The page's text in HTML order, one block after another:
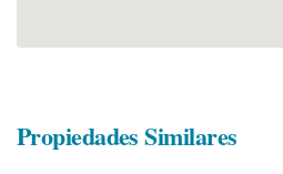
Propiedades Similares